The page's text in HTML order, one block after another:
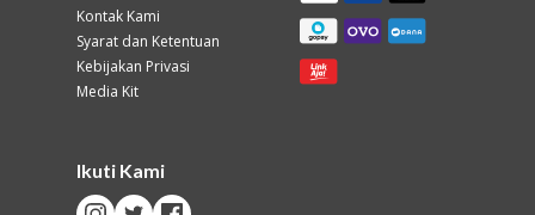
Kontak Kami
Syarat dan Ketentuan
Kebijakan Privasi
Media Kit
Ikuti Kami